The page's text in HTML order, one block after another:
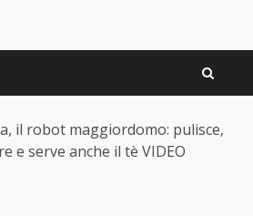
il robot maggiordomo: pulisce,
e serve anche il tè VIDEO